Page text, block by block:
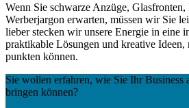
Wenn Sie schwarze Anzüge,
Werberjargon erwarten, müssen wir Sie
lieber stecken wir unsere Energie in eine
praktikable Lösungen und kreative
punkten können.
Sie wollen erfahren, wie Sie Ihr Business
bringen können?